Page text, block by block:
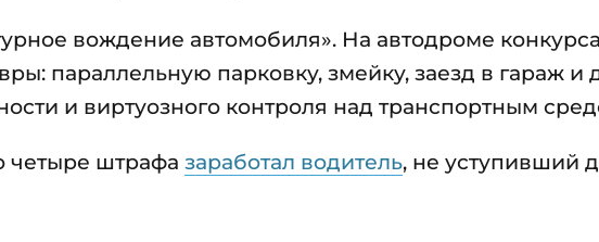
вождение автомобиля». На автодроме
параллельную парковку, змейку, заезд в гараж и
и виртуозного контроля над транспортным
четыре штрафа заработал водитель, не уступивший